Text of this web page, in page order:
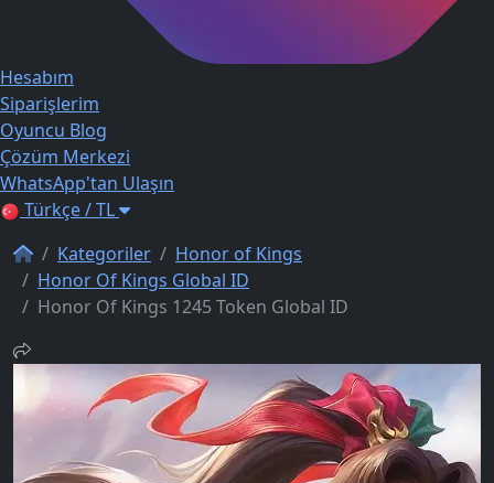
Hesabım
Siparişlerim
Oyuncu Blog
Çözüm Merkezi
WhatsApp'tan Ulaşın
Türkçe / TL
Kategoriler
Honor of Kings
Honor Of Kings Global ID
Honor Of Kings 1245 Token Global ID